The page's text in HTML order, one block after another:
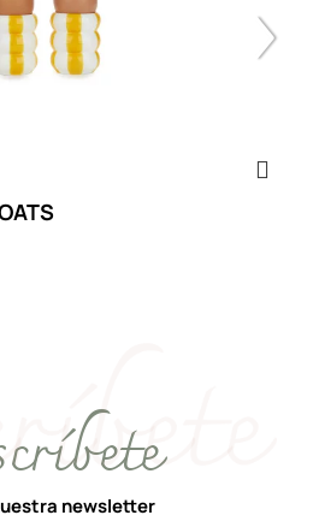
newsletter